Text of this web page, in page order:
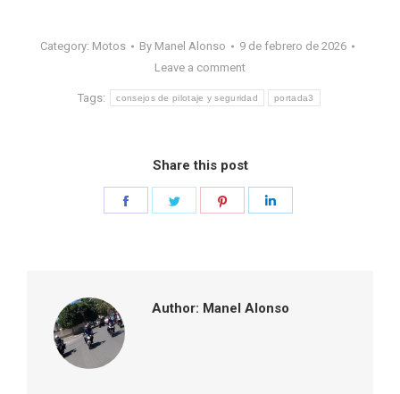
Category: Motos By Manel Alonso
9 de febrero de 2026
Leave a comment
Tags: consejos de pilotaje y seguridad portada3
Share this post
Author: Manel Alonso